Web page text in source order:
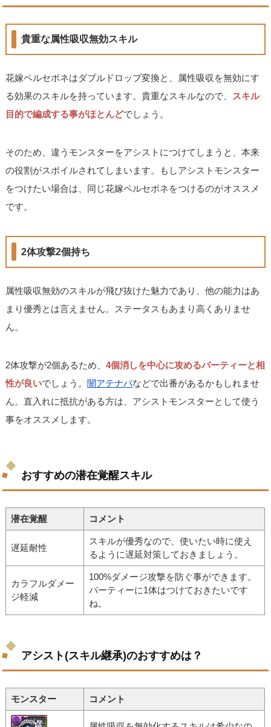
貴重な属性吸収無効スキル
花嫁ペルセポネはダブルドロップ変換と、属性吸収を無効にす
る効果のスキルを持っています。貴重なスキルなので、 スキル
目的で編成する事がほとんどでしょう。
そのため、違うモンスターをアシストにつけてしまうと、本来
の役割がスポイルされてしまいます。もしアシストモンスター
をつけたい場合は、同じ花嫁ペルセポネをつけるのがオススメ
です。
2体攻撃2個持ち
属性吸収無効のスキルが飛び抜けた魅力であり、他の能力はあ
まり優秀とは言えません。ステータスもあまり高くありませ
ん。
2体攻撃が2個あるため、4個消しを中心に攻めるパーティーと相
性が良いでしょう。 闇アテナパなどで出番があるかもしれませ
ん。直入れに抵抗がある方は、アシストモンスターとして使う
事をオススメします。
おすすめの潜在覚醒スキル
潜在覚醒 コメント
遅延耐性
スキルが優秀なので、使いたい時に使え
るように遅延対策しておきましょう。
カラフルダメー
ジ軽減
100%ダメージ攻撃を防ぐ事ができます。
パーティーに1体はつけておきたいです
ね。
アシスト(スキル継承)のおすすめは？
モンスター コメント